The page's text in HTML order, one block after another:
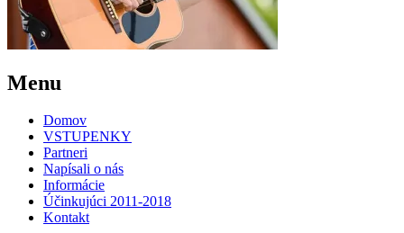
Post
←MIRO
JILO
Menu
Domov
VSTUPENKY
Partneri
Napísali o nás
Informácie
Účinkujúci 2011-2018
Kontakt